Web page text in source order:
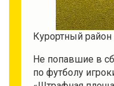
Курортный район
Не попавшие в
по футболу